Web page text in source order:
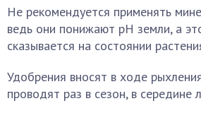
Не рекомендуется применять
ведь они понижают pH земли, а
сказывается на состоянии
Удобрения вносят в ходе
проводят раз в сезон, в середине